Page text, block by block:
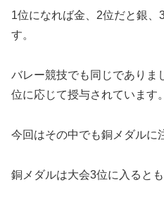
1位になれば金、2位だと銀、
す。
バレー競技でも同じでありま
位に応じて授与されています。
今回はその中でも銅メダルに
銅メダルは大会3位に入るとも